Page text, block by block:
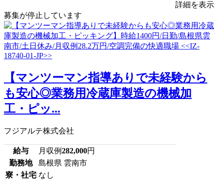
詳細を表示
募集が停止しています
【マンツーマン指導ありで未経験から
も安心◎業務用冷蔵庫製造の機械加
工・ピッ...
フジアルテ株式会社
給与 月収例282,000円
勤務地
島根県 雲南市
寮・社宅 なし